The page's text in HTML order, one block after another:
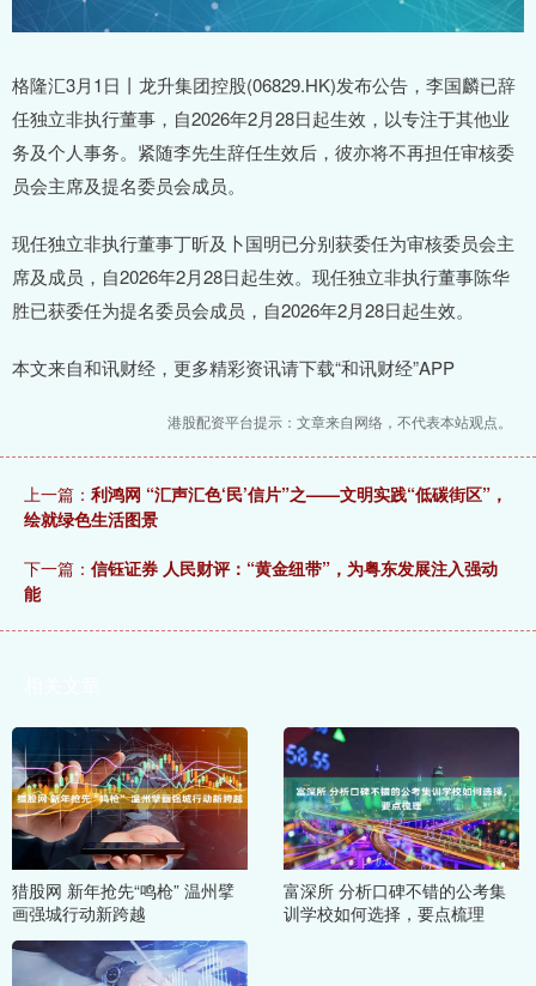
格隆汇3月1日丨龙升集团控股(06829.HK)发布公告，李国麟已辞
任独立非执行董事，自2026年2月28日起生效，以专注于其他业
务及个人事务。紧随李先生辞任生效后，彼亦将不再担任审核委
员会主席及提名委员会成员。
现任独立非执行董事丁昕及卜国明已分别获委任为审核委员会主
席及成员，自2026年2月28日起生效。现任独立非执行董事陈华
胜已获委任为提名委员会成员，自2026年2月28日起生效。
本文来自和讯财经，更多精彩资讯请下载“和讯财经”APP
港股配资平台提示：文章来自网络，不代表本站观点。
上一篇： 利鸿网 “汇声汇色‘民’信片”之——文明实践“低碳街区”，
绘就绿色生活图景
下一篇： 信钰证券 人民财评：“黄金纽带”，为粤东发展注入强动
能
猎股网 新年抢先“鸣枪” 温州擘
画强城行动新跨越
富深所 分析口碑不错的公考集
训学校如何选择，要点梳理